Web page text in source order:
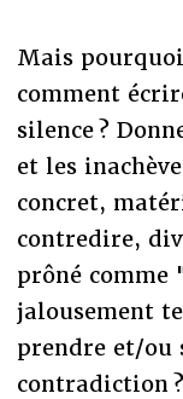
Mais
comment
silence ?
et les
concret,
contredire,
prôné
jalousement
prendre et/ou
contradiction